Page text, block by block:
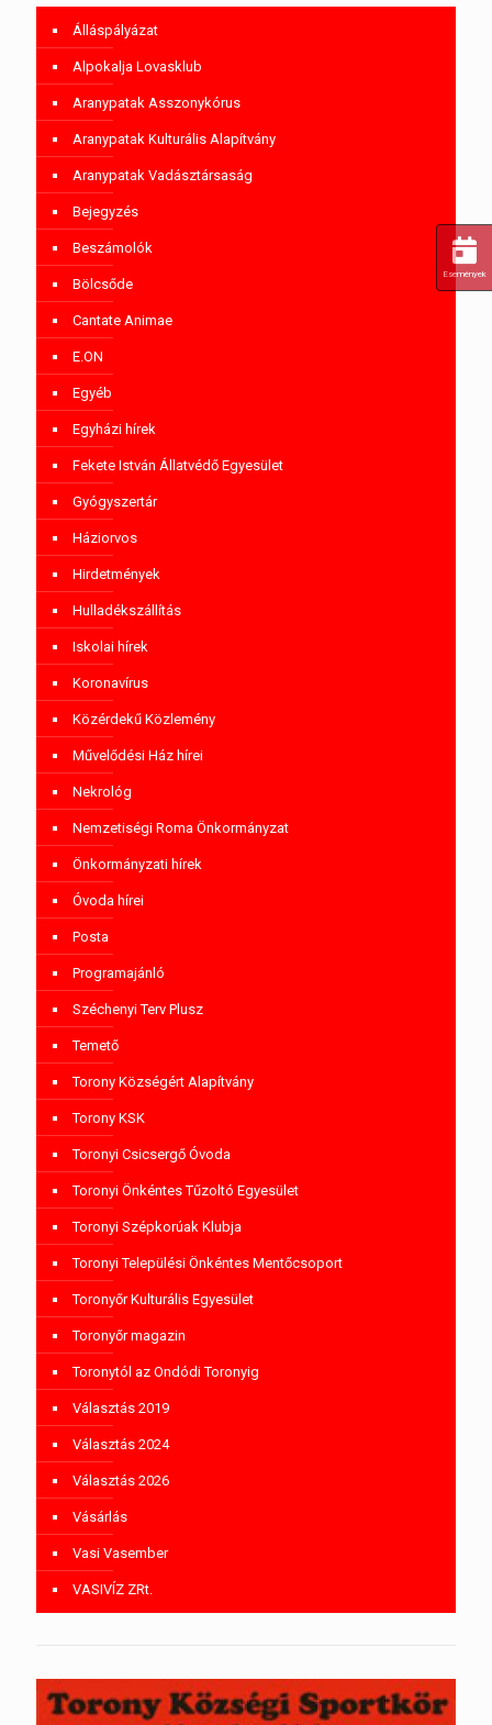
Álláspályázat
Alpokalja Lovasklub
Aranypatak Asszonykórus
Aranypatak Kulturális Alapítvány
Aranypatak Vadásztársaság
Bejegyzés
Beszámolók
Bölcsőde
Cantate Animae
E.ON
Egyéb
Egyházi hírek
Fekete István Állatvédő Egyesület
Gyógyszertár
Háziorvos
Hirdetmények
Hulladékszállítás
Iskolai hírek
Koronavírus
Közérdekű Közlemény
Művelődési Ház hírei
Nekrológ
Nemzetiségi Roma Önkormányzat
Önkormányzati hírek
Óvoda hírei
Posta
Programajánló
Széchenyi Terv Plusz
Temető
Torony Községért Alapítvány
Torony KSK
Toronyi Csicsergő Óvoda
Toronyi Önkéntes Tűzoltó Egyesület
Toronyi Szépkorúak Klubja
Toronyi Települési Önkéntes Mentőcsoport
Toronyőr Kulturális Egyesület
Toronyőr magazin
Toronytól az Ondódi Toronyig
Választás 2019
Választás 2024
Választás 2026
Vásárlás
Vasi Vasember
VASIVÍZ ZRt.
Események